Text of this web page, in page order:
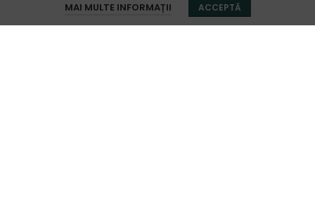
MAI MULTE INFORMAȚII ACCEPTĂ
Coș Contul meu